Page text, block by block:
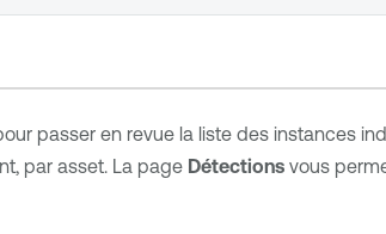
passer en revue la liste des instances
par asset. La page Détectionsvous